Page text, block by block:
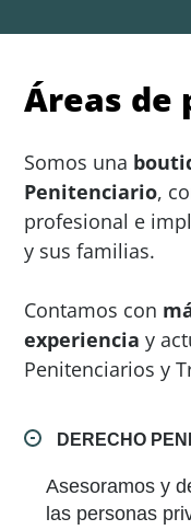
Áreas de
Somos una
Penitenciario,
profesional e
y sus familias.
Contamos con
experiencia y
Penitenciarios y
DERECHO
Asesoramos y
las personas